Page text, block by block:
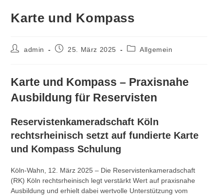
Karte und Kompass
Beitrags-
admin
Beitrag25. März 2025
Beitrags-
Allgemein
Karte und Kompass – Praxisnahe
Ausbildung für Reservisten
Reservistenkameradschaft Köln
rechtsrheinisch setzt auf fundierte Karte
und Kompass Schulung
Köln-Wahn, 12. März 2025 – Die Reservistenkameradschaft
(RK) Köln rechtsrheinisch legt verstärkt Wert auf praxisnahe
Ausbildung und erhielt dabei wertvolle Unterstützung vom